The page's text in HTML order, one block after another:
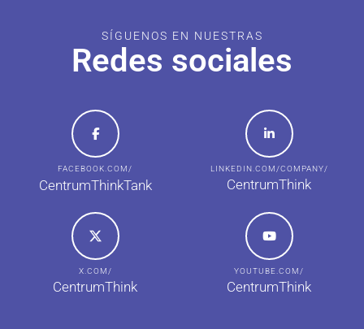
SÍGUENOS EN NUESTRAS
Redes sociales
FACEBOOK.COM/
CentrumThinkTank
LINKEDIN.COM/COMPANY/
CentrumThink
X.COM/
CentrumThink
YOUTUBE.COM/
CentrumThink